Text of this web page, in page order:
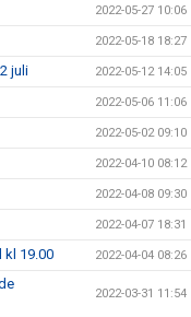
2022-05-27 10:06
2022-05-18 18:27
juli 2022-05-12 14:05
2022-05-06 11:06
2022-05-02 09:10
2022-04-10 08:12
2022-04-08 09:30
2022-04-07 18:31
kl 19.00 2022-04-04 08:26
2022-03-31 11:54